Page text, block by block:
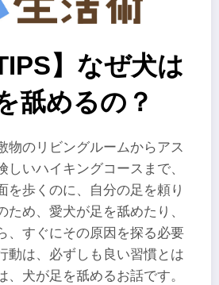
】なぜ犬は
舐めるの？
物のリビングルームからアス
しいハイキングコースまで、
を歩くのに、自分の足を頼り
ため、愛犬が足を舐めたり、
、すぐにその原因を探る必要
動は、必ずしも良い習慣とは
、犬が足を舐めるお話です。